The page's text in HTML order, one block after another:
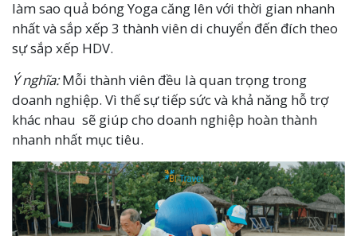
làm sao quả bóng Yoga căng lên với thời gian nhanh
nhất và sắp xếp 3 thành viên di chuyển đến đích theo
sự sắp xếp HDV.
Ý nghĩa:Mỗi thành viên đều là quan trọng trong
doanh nghiệp. Vì thế sự tiếp sức và khả năng hỗ trợ
khác nhau sẽ giúp cho doanh nghiệp hoàn thành
nhanh nhất mục tiêu.